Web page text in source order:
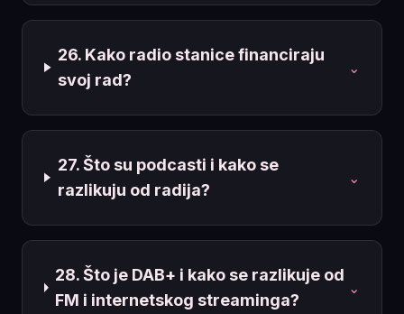
26. Kako radio stanice financiraju
svoj rad?
⌄
27. Što su podcasti i kako se
razlikuju od radija?
⌄
28. Što je DAB+ i kako se razlikuje od
FM i internetskog streaminga?
⌄